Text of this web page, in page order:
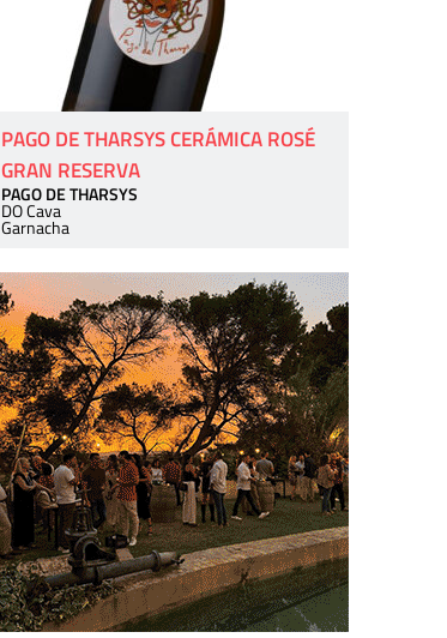
PAGO DE THARSYS CERÁMICA ROSÉ
GRAN RESERVA
PAGO DE THARSYS
DO Cava
Garnacha